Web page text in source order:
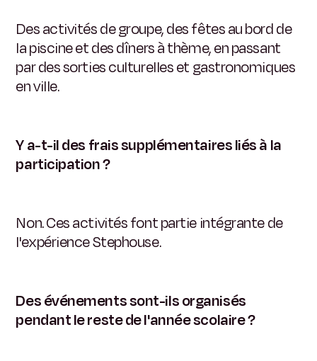
Des activités de groupe, des fêtes au bord de
la piscine et des dîners à thème, en passant
par des sorties culturelles et gastronomiques
en ville.
Y a-t-il des frais supplémentaires liés à la
participation ?
Non. Ces activités font partie intégrante de
l'expérience Stephouse.
Des événements sont-ils organisés
pendant le reste de l'année scolaire ?